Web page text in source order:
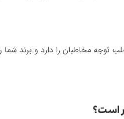
توجه مخاطبان را دارد و برند شما
است؟